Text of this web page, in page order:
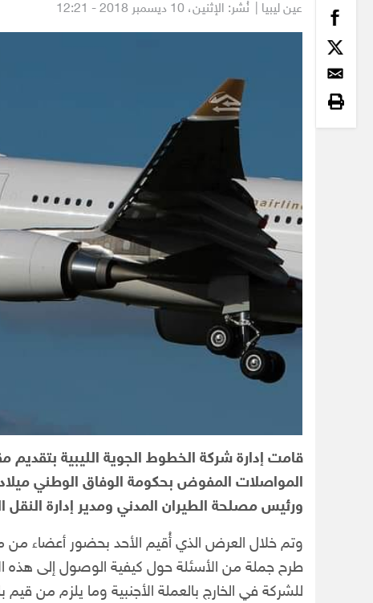
عين ليبيا | نُشر: الإثنين،
قامت إدارة شركة الخطوط الجوية الليبية بتقديم
المواصلات المفوض بحكومة الوفاق الوطني
ورئيس مصلحة الطيران المدني ومدير إدارة النقل
وتم خلال العرض الذي أُقيم الأحد بحضور أعضاء من
طرح جملة من الأسئلة حول كيفية الوصول إلى هذه
للشركة في الخارج بالعملة الأجنبية وما يلزم من